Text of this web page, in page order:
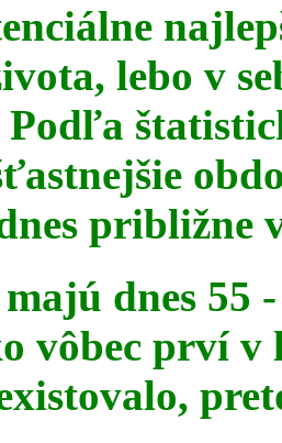
lebo v
Podľa
približne
dnes 55
vôbec prví